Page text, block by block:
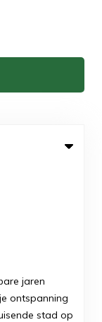
jaren
ontspanning
stad op